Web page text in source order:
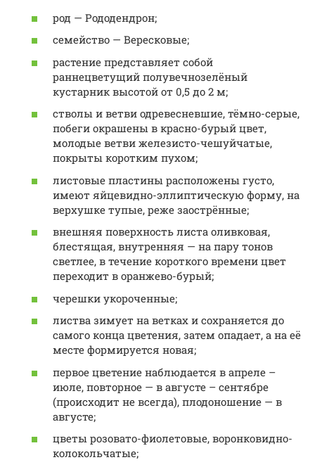
род — Рододендрон;
семейство — Вересковые;
растение представляет собой
раннецветущий полувечнозелёный
кустарник высотой от 0,5 до 2 м;
стволы и ветви одревесневшие, тёмно-серые,
побеги окрашены в красно-бурый цвет,
молодые ветви железисто-чешуйчатые,
покрыты коротким пухом;
листовые пластины расположены густо,
имеют яйцевидно-эллиптическую форму, на
верхушке тупые, реже заострённые;
внешняя поверхность листа оливковая,
блестящая, внутренняя — на пару тонов
светлее, в течение короткого времени цвет
переходит в оранжево-бурый;
черешки укороченные;
листва зимует на ветках и сохраняется до
самого конца цветения, затем опадает, а на её
месте формируется новая;
первое цветение наблюдается в апреле –
июле, повторное — в августе – сентябре
(происходит не всегда), плодоношение — в
августе;
цветы розовато-фиолетовые, воронковидно-
колокольчатые;